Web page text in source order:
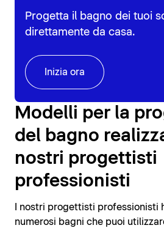
Progetta il bagno dei tuoi
direttamente da casa.
Inizia ora
Modelli per la
del bagno
nostri progettisti
professionisti
I nostri progettisti professionisti
numerosi bagni che puoi